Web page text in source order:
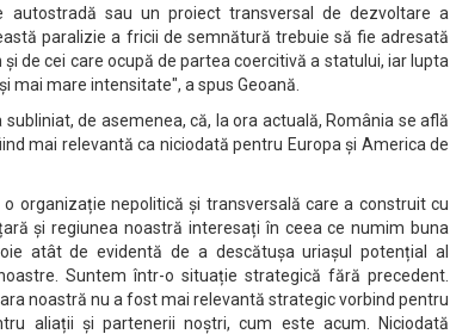
sau un proiect transversal de dezvoltare a
paralizie a fricii de semnătură trebuie să fie adresată
de cei care ocupă de partea coercitivă a statului, iar lupta
mai mare intensitate", a spus Geoană.
de asemenea, că, la ora actuală, România se află
mai relevantă ca niciodată pentru Europa și America de
organizație nepolitică și transversală care a construit cu
și regiunea noastră interesați în ceea ce numim buna
atât de evidentă de a descătușa uriașul potențial al
Suntem într-o situație strategică fără precedent.
noastră nu a fost mai relevantă strategic vorbind pentru
aliații și partenerii noștri, cum este acum. Niciodată